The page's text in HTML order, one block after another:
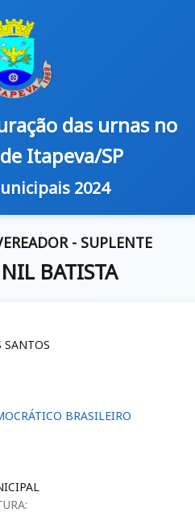
das urnas no
Itapeva/SP
2024
- SUPLENTE
BATISTA
SANTOS
BRASILEIRO